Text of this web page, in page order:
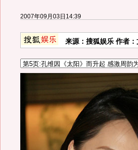
2007年09月03日14:39
来源：搜狐娱乐 作者